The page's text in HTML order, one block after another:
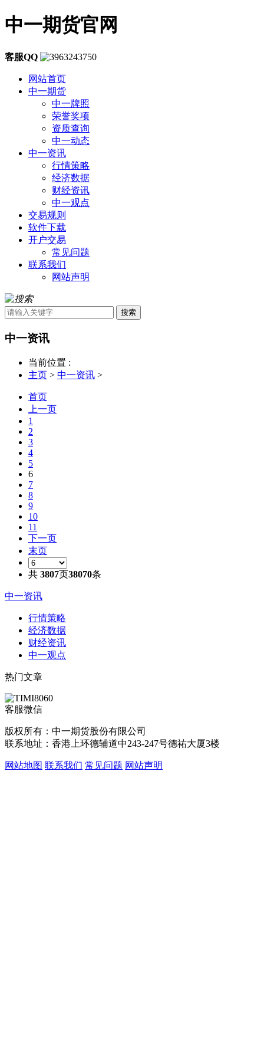
中一期货官网
客服QQ
网站首页
中一期货
中一牌照
荣誉奖项
资质查询
中一动态
中一资讯
行情策略
经济数据
财经资讯
中一观点
交易规则
软件下载
开户交易
常见问题
联系我们
网站声明
搜索
中一资讯
当前位置 :
主页 > 中一资讯 >
首页
上一页
1
2
3
4
5
6
7
8
9
10
11
下一页
末页
共 3807页38070条
中一资讯
行情策略
经济数据
财经资讯
中一观点
热门文章
客服微信
版权所有：中一期货股份有限公司
联系地址：香港上环德辅道中243-247号德祐大厦3楼
网站地图 联系我们 常见问题 网站声明